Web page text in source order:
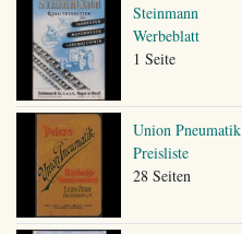
Steinmann
Werbeblatt
1 Seite
Union Pneumatik
Preisliste
28 Seiten